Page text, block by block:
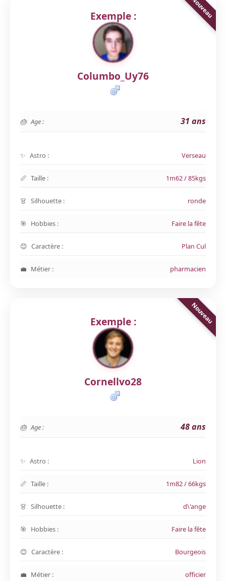
Exemple :
Columbo_Uy76
Age : 31 ans
Astro : Verseau
Taille : 1m62 / 85kgs
Silhouette : ronde
Hobbies : Faire la fête
Caractère : Plan Cul
Métier : pharmacien
Exemple :
Cornellvo28
Age : 48 ans
Astro : Lion
Taille : 1m82 / 66kgs
Silhouette : d\'ange
Hobbies : Faire la fête
Caractère : Bourgeois
Métier : officier